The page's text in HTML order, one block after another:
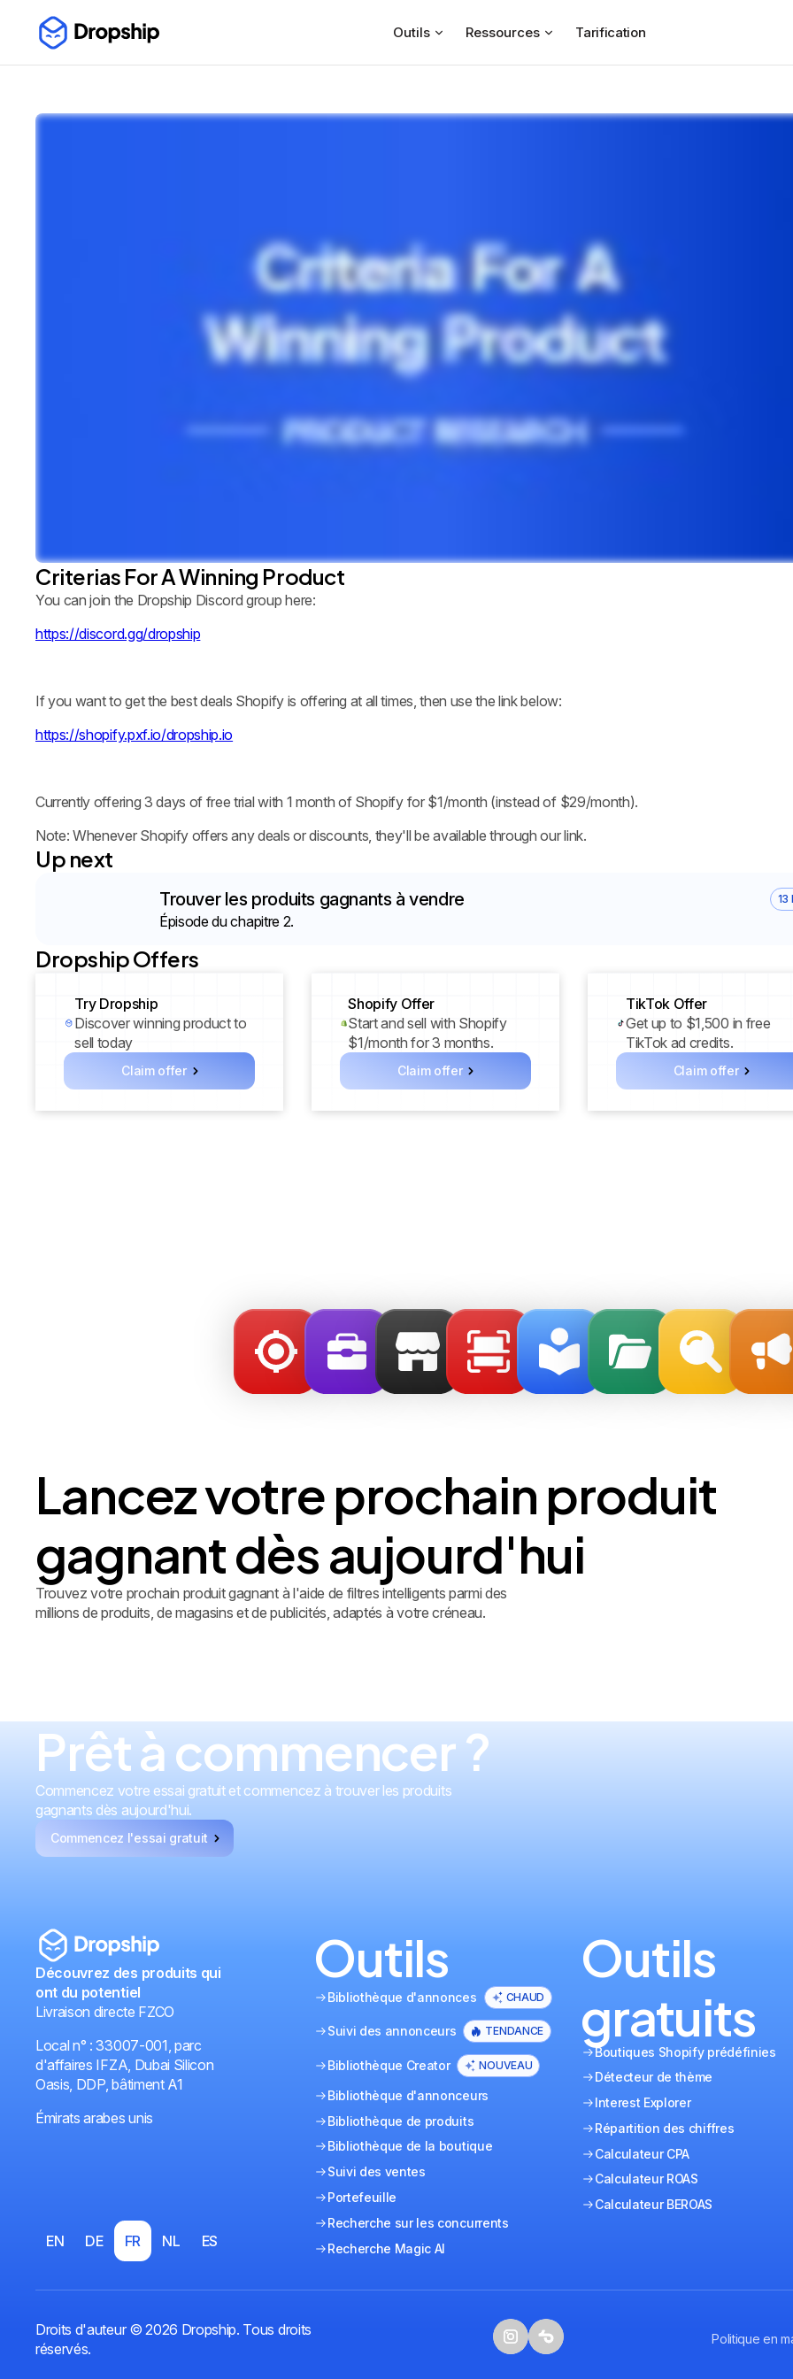
Outils Ressources Tarification
Criterias For A Winning Product
You can join the Dropship Discord group here:
https://discord.gg/dropship
If you want to get the best deals Shopify is offering at all times, then use the link below:
https://shopify.pxf.io/dropship.io
Currently offering 3 days of free trial with 1 month of Shopify for $1/month (instead of $29/month).
Note: Whenever Shopify offers any deals or discounts, they'll be available through our link.
Up next
Trouver les produits gagnants à vendre 13
Épisode du chapitre 2.
Dropship Offers
Try Dropship
Discover winning product to
sell today
Claim offer
Shopify Offer
Start and sell with Shopify
$1/month for 3 months.
Claim offer
TikTok Offer
Get up to $1,500 in free
TikTok ad credits.
Claim offer
Lancez votre prochain produit
gagnant dès aujourd'hui
Trouvez votre prochain produit gagnant à l'aide de filtres intelligents parmi des
millions de produits, de magasins et de publicités, adaptés à votre créneau.
Prêt à commencer ?
Commencez votre essai gratuit et commencez à trouver les produits
gagnants dès aujourd'hui.
Commencez l'essai gratuit
Découvrez des produits qui
ont du potentiel
Livraison directe FZCO
Local n° : 33007-001, parc
d'affaires IFZA, Dubai Silicon
Oasis, DDP, bâtiment A1
Émirats arabes unis
EN DE FR NL ES
Outils
Bibliothèque d'annonces CHAUD
Suivi des annonceurs TENDANCE
Bibliothèque Creator NOUVEAU
Bibliothèque d'annonceurs
Bibliothèque de produits
Bibliothèque de la boutique
Suivi des ventes
Portefeuille
Recherche sur les concurrents
Recherche Magic AI
Outils
gratuits
Boutiques Shopify prédéfinies
Détecteur de thème
Interest Explorer
Répartition des chiffres
Calculateur CPA
Calculateur ROAS
Calculateur BEROAS
Droits d'auteur © 2026 Dropship. Tous droits
réservés.
Politique en